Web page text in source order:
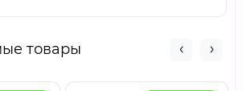
товары